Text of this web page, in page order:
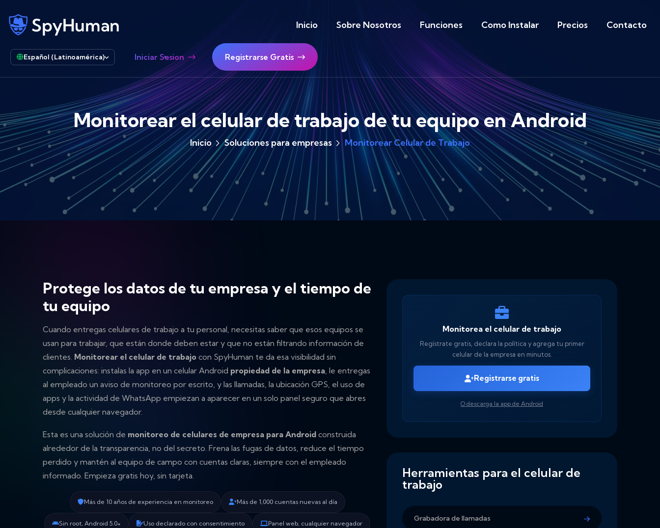
Inicio Sobre Nosotros Funciones Como Instalar Precios Contacto
Español (Latinoamérica) Iniciar Sesion Registrarse Gratis
Monitorear el celular de trabajo de tu equipo en Android
Inicio Soluciones para empresas Monitorear Celular de Trabajo
Protege los datos de tu empresa y el tiempo de
tu equipo
Cuando entregas celulares de trabajo a tu personal, necesitas saber que esos equipos se
usan para trabajar, que están donde deben estar y que no están filtrando información de
clientes. Monitorear el celular de trabajo con SpyHuman te da esa visibilidad sin
complicaciones: instalas la app en un celular Android propiedad de la empresa, le entregas
al empleado un aviso de monitoreo por escrito, y las llamadas, la ubicación GPS, el uso de
apps y la actividad de WhatsApp empiezan a aparecer en un solo panel seguro que abres
desde cualquier navegador.
Esta es una solución de monitoreo de celulares de empresa para Android construida
alrededor de la transparencia, no del secreto. Frena las fugas de datos, reduce el tiempo
perdido y mantén al equipo de campo con cuentas claras, siempre con el empleado
informado. Empieza gratis hoy, sin tarjeta.
Más de 10 años de experiencia en monitoreo Más de 1,000 cuentas nuevas al día
Sin root, Android 5.0+ Uso declarado con consentimiento Panel web, cualquier navegador
Monitorea el celular de trabajo
Regístrate gratis, declara la política y agrega tu primer
celular de la empresa en minutos.
Registrarse gratis
O descarga la app de Android
Herramientas para el celular de
trabajo
Grabadora de llamadas